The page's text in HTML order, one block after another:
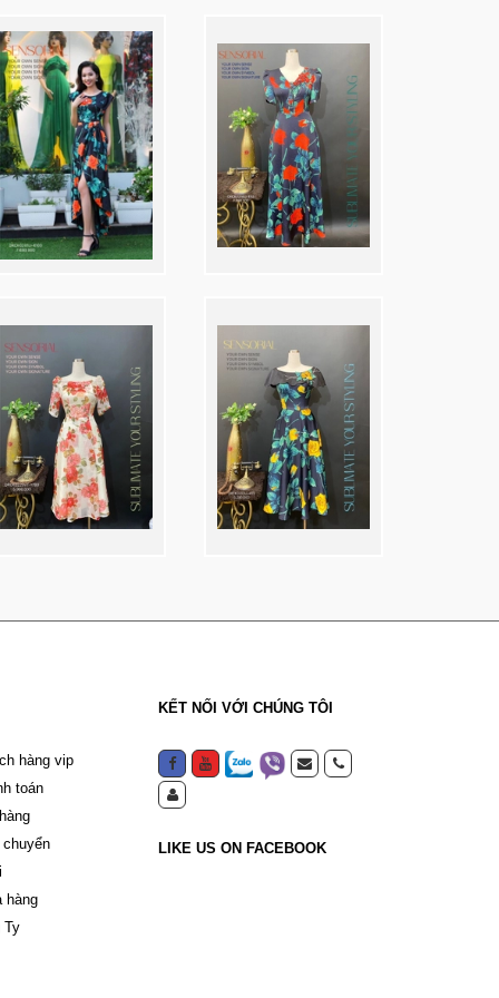
hàng vip
toán
hàng
Ty
KẾT NỐI VỚI CHÚNG TÔI
LIKE US ON FACEBOOK